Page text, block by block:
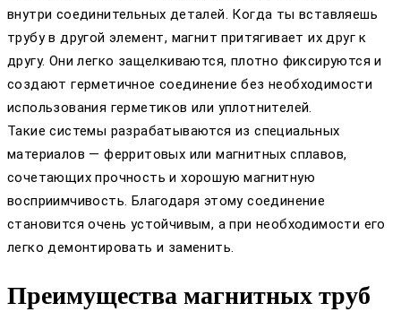
внутри соединительных деталей. Когда ты вставляешь
трубу в другой элемент, магнит притягивает их друг к
другу. Они легко защелкиваются, плотно фиксируются и
создают герметичное соединение без необходимости
использования герметиков или уплотнителей.
Такие системы разрабатываются из специальных
материалов — ферритовых или магнитных сплавов,
сочетающих прочность и хорошую магнитную
восприимчивость. Благодаря этому соединение
становится очень устойчивым, а при необходимости его
легко демонтировать и заменить.
Преимущества магнитных труб